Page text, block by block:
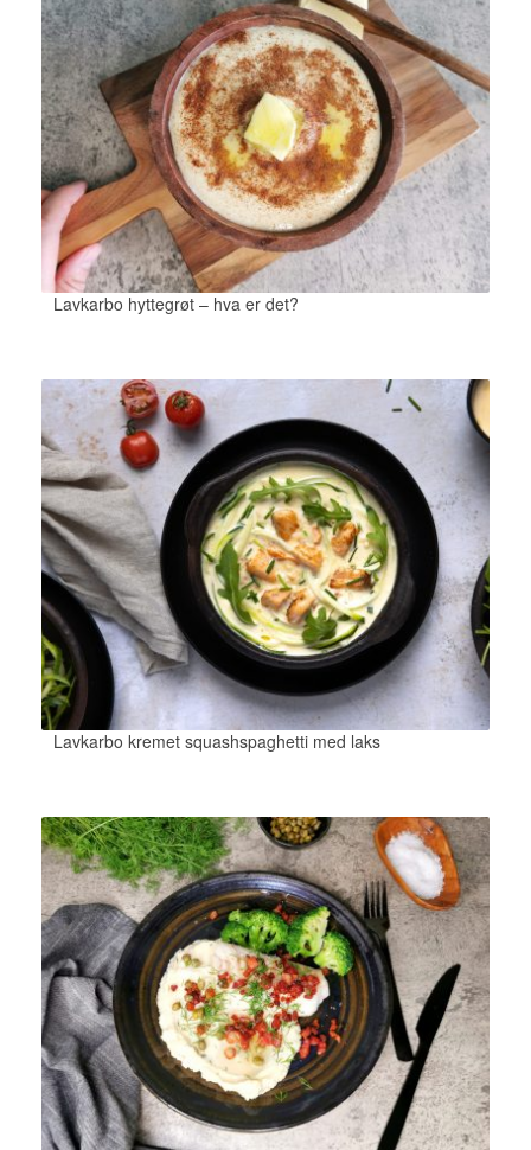
Lavkarbo hyttegrøt – hva er det?
Lavkarbo kremet squashspaghetti med laks